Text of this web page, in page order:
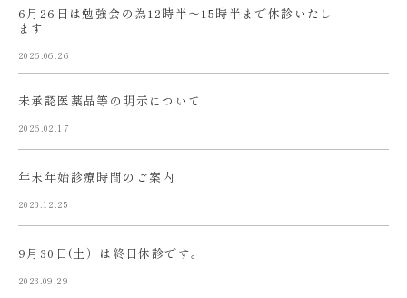
6月26日は勉強会の為12時半〜15時半まで休診いたし
ます
2026.06.26
未承認医薬品等の明示について
2026.02.17
年末年始診療時間のご案内
2023.12.25
9月30日(土）は終日休診です。
2023.09.29